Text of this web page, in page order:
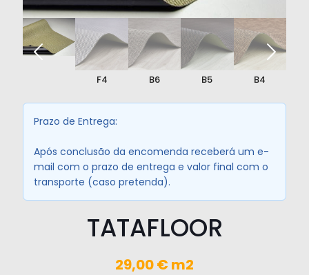
448_big.jpg
F4 B6 B5 B4
Prazo de Entrega:
Após conclusão da encomenda receberá um e-
mail com o prazo de entrega e valor final com o
transporte (caso pretenda).
TATAFLOOR
29,00 € m2